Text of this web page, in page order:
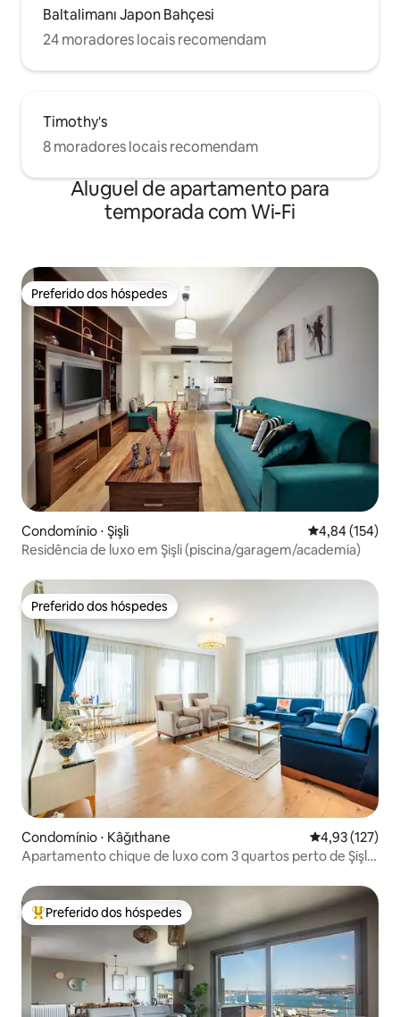
Baltalimanı Japon Bahçesi
24 moradores locais recomendam
Timothy's
8 moradores locais recomendam
Aluguel de apartamento para
temporada com Wi-Fi
Preferido dos hóspedes
Preferido dos hóspedes
Condomínio ⋅ Şişli 4,84 de uma
4,84 (154)
Residência de luxo em Şişli (piscina/garagem/academia)
Preferido dos hóspedes
Preferido dos hóspedes
Condomínio ⋅ Kâğıthane 4,93 de uma
4,93 (127)
Apartamento chique de luxo com 3 quartos perto de Şişli |
Entre os melhores preferidos dos hóspedes
Preferido dos hóspedes